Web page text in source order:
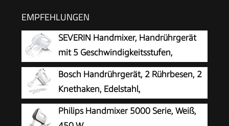
EMPFEHLUNGEN
SEVERIN Handmixer, Handrührgerät
mit 5 Geschwindigkeitsstufen,
praktischer Handrührer mit 2
Edelstahl-Rührbesen und -Knethaken, weiß, HM
3820
Bosch Handrührgerät, 2 Rührbesen, 2
Knethaken, Edelstahl,
spülmaschinenfest, 4 Stufen,
Turbostufe, leicht, leise, 400 W, weiß, CleverMixx
Philips Handmixer 5000 Serie, Weiß,